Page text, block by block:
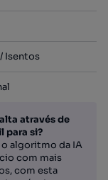
Isentos
através de
para si?
o algoritmo da IA
com mais
com esta